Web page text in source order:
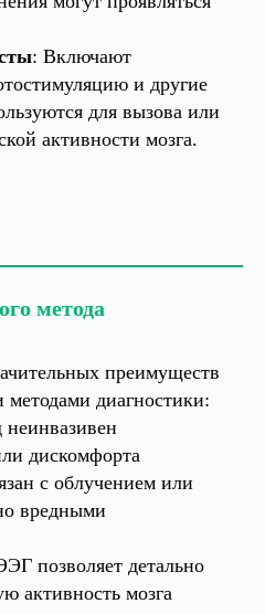
: Включают
и другие
для вызова или
активности мозга.
метода
преимуществ
диагностики:
дискомфорта
с облучением или
вредными
позволяет детально
активность мозга